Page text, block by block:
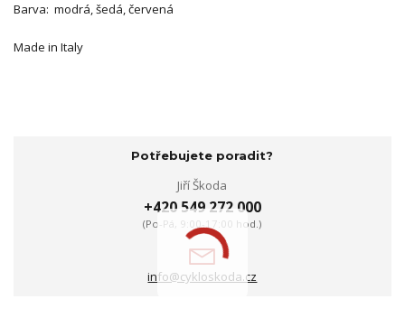
Barva: modrá, šedá, červená
Made in Italy
Potřebujete poradit?
Jiří Škoda
+420 549 272 000
(Po-Pá, 9:00-17:00 hod.)
info@cykloskoda.cz